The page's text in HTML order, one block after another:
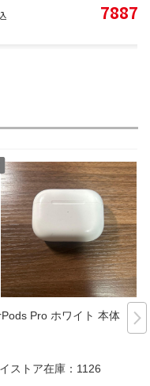
7887
Pro ホワイト 本体
ストア在庫： 1126